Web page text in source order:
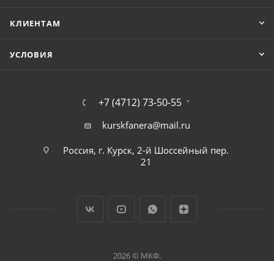
КЛИЕНТАМ
УСЛОВИЯ
+7 (4712) 73-50-55
kurskfanera@mail.ru
Россия, г. Курск, 2-й Шоссейный пер.
21
2026 © МКФ.